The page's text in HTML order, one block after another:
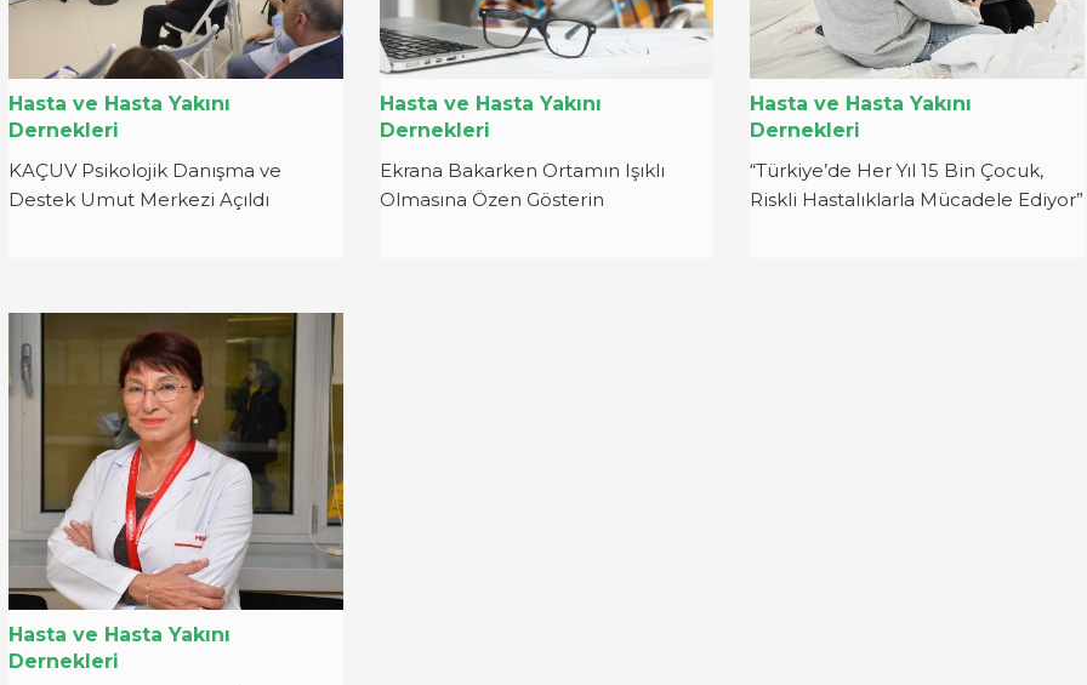
Hasta ve Hasta Yakını
Dernekleri
KAÇUV Psikolojik Danışma ve
Destek Umut Merkezi Açıldı
Hasta ve Hasta Yakını
Dernekleri
Ekrana Bakarken Ortamın Işıklı
Olmasına Özen Gösterin
Hasta ve Hasta Yakını
Dernekleri
“Türkiye’de Her Yıl 15 Bin Çocuk,
Riskli Hastalıklarla Mücadele Ediyor”
Hasta ve Hasta Yakını
Dernekleri